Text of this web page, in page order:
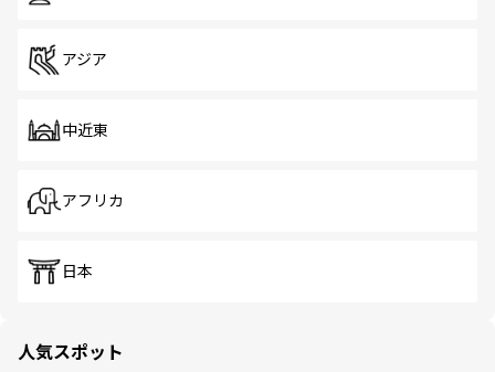
アジア
中近東
アフリカ
日本
人気スポット